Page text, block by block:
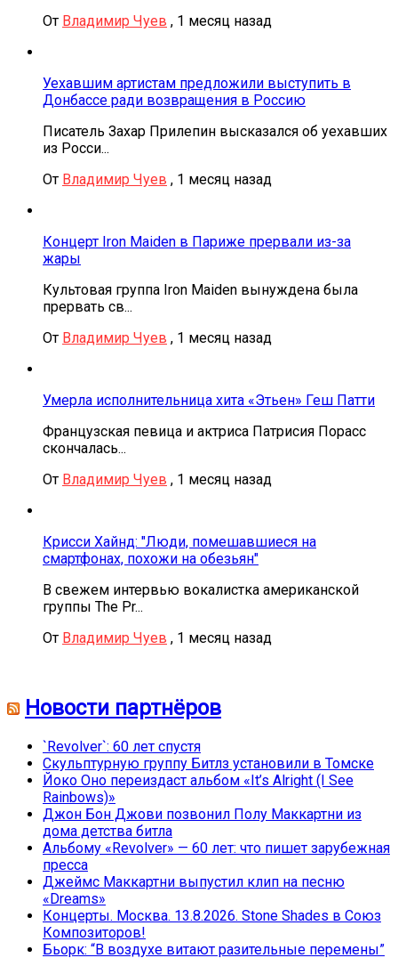
От Владимир Чуев , 1 месяц назад
Уехавшим артистам предложили выступить в
Донбассе ради возвращения в Россию
Писатель Захар Прилепин высказался об уехавших
из Росси...
От Владимир Чуев , 1 месяц назад
Концерт Iron Maiden в Париже прервали из-за
жары
Культовая группа Iron Maiden вынуждена была
прервать св...
От Владимир Чуев , 1 месяц назад
Умерла исполнительница хита «Этьен» Геш Патти
Французская певица и актриса Патрисия Порасс
скончалась...
От Владимир Чуев , 1 месяц назад
Крисси Хайнд: "Люди, помешавшиеся на
смартфонах, похожи на обезьян"
В свежем интервью вокалистка американской
группы The Pr...
От Владимир Чуев , 1 месяц назад
Новости партнёров
`Revolver`: 60 лет спустя
Скульптурную группу Битлз установили в Томске
Йоко Оно переиздаст альбом «It’s Alright (I See
Rainbows)»
Джон Бон Джови позвонил Полу Маккартни из
дома детства битла
Альбому «Revolver» — 60 лет: что пишет зарубежная
пресса
Джеймс Маккартни выпустил клип на песню
«Dreams»
Концерты. Москва. 13.8.2026. Stone Shades в Союз
Композиторов!
Бьорк: “В воздухе витают разительные перемены”